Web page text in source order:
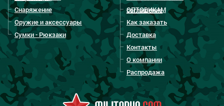
Снаряжение
Оружие и аксессуары
Сумки - Рюкзаки
соглашение
ОПТОВИКАМ
Как заказать
Доставка
Контакты
О компании
Распродажа